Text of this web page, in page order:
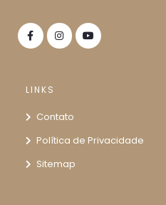
LINKS
Contato
Política de Privacidade
Sitemap